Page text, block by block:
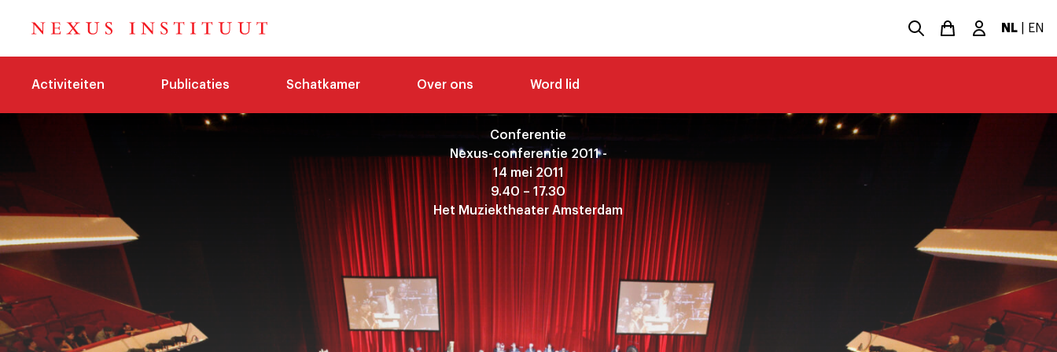
NL EN
Activiteiten Publicaties Schatkamer Over ons Word lid
Conferentie
Nexus-conferentie 2011 -
14 mei 2011
9.40 – 17.30
Het Muziektheater Amsterdam